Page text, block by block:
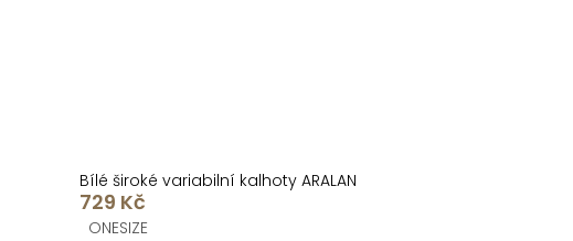
Bílé široké variabilní kalhoty ARALAN
729 Kč
ONESIZE